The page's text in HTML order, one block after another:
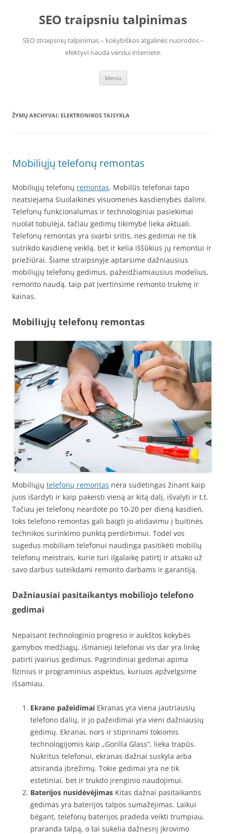
SEO traipsniu talpinimas
SEO straipsnių talpinimas – kokybiškos atgalinės nuorodos –
efektyvi nauda verslui internete.
Meniu
ŽYMŲ ARCHYVAI: ELEKTRONIKOS TAISYKLA
Mobiliųjų telefonų remontas
Mobiliųjų telefonų remontas. Mobilūs telefonai tapo
neatsiejama šiuolaikinės visuomenės kasdienybės dalimi.
Telefonų funkcionalumas ir technologiniai pasiekimai
nuolat tobulėja, tačiau gedimų tikimybė lieka aktuali.
Telefonų remontas yra svarbi sritis, nes gedimai ne tik
sutrikdo kasdienę veiklą, bet ir kelia iššūkius jų remontui ir
priežiūrai. Šiame straipsnyje aptarsime dažniausius
mobiliųjų telefonų gedimus, pažeidžiamiausius modelius,
remonto naudą, taip pat įvertinsime remonto trukmę ir
kainas.
Mobiliųjų telefonų remontas
Mobiliųjų telefonų remontas nėra sudėtingas žinant kaip
juos išardyti ir kaip pakeisti vieną ar kitą dalį, išvalyti ir t.t.
Tačiau jei telefonų neardote po 10-20 per dieną kasdien,
toks telefono remontas gali baigti jo atidavimu į buitinės
technikos surinkimo punktą perdirbimui. Todėl vos
sugedus mobiliam telefonui naudinga pasitikėti mobilių
telefonų meistrais, kurie turi ilgalaikę patirtį ir atsako už
savo darbus suteikdami remonto darbams ir garantiją.
Dažniausiai pasitaikantys mobiliojo telefono
gedimai
Nepaisant technologinio progreso ir aukštos kokybės
gamybos medžiagų, išmanieji telefonai vis dar yra linkę
patirti įvairius gedimus. Pagrindiniai gedimai apima
fizinius ir programinius aspektus, kuriuos apžvelgsime
išsamiau.
Ekrano pažeidimai Ekranas yra viena jautriausių
telefono dalių, ir jo pažeidimai yra vieni dažniausių
gedimų. Ekranai, nors ir stiprinami tokiomis
technologijomis kaip „Gorilla Glass“, lieka trapūs.
Nukritus telefonui, ekranas dažnai suskyla arba
atsiranda įbrėžimų. Tokie gedimai yra ne tik
estetiniai, bet ir trukdo įrenginio naudojimui.
Baterijos nusidėvėjimas Kitas dažnai pasitaikantis
gedimas yra baterijos talpos sumažėjimas. Laikui
bėgant, telefonų baterijos pradeda veikti trumpiau,
praranda talpą, o tai sukelia dažnesnį įkrovimo